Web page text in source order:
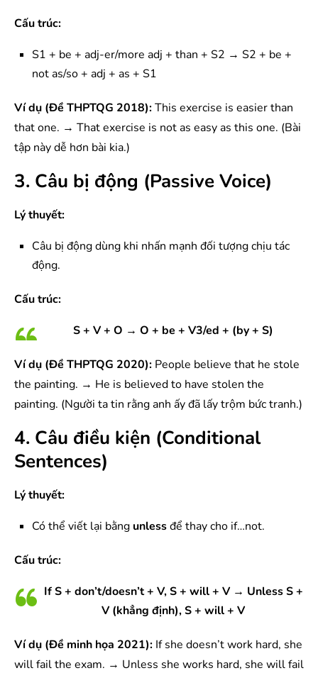
Cấu trúc:
S1 + be + adj-er/more adj + than + S2 → S2 + be +
not as/so + adj + as + S1
Ví dụ (Đề THPTQG 2018):This exercise is easier than
that one. → That exercise is not as easy as this one. (Bài
tập này dễ hơn bài kia.)
3. Câu bị động (Passive Voice)
Lý thuyết:
Câu bị động dùng khi nhấn mạnh đối tượng chịu tác
động.
Cấu trúc:
S + V + O → O + be + V3/ed + (by + S)
Ví dụ (Đề THPTQG 2020): People believe that he stole
the painting. → He is believed to have stolen the
painting. (Người ta tin rằng anh ấy đã lấy trộm bức tranh.)
4. Câu điều kiện (Conditional
Sentences)
Lý thuyết:
Có thể viết lại bằng unlessđể thay cho if…not.
Cấu trúc:
If S + don’t/doesn’t + V, S + will + V → Unless S +
V (khẳng định), S + will + V
Ví dụ (Đề minh họa 2021): If she doesn’t work hard, she
will fail the exam. → Unless she works hard, she will fail